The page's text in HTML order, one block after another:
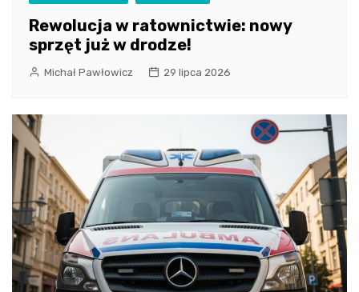
Rewolucja w ratownictwie: nowy
sprzęt już w drodze!
Michał Pawłowicz 29 lipca 2026